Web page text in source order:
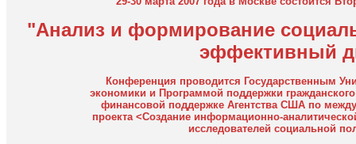
"Анализ и формирование
эффективный
Конференция проводится Государственным
экономики и Программой поддержки
финансовой поддержке Агентства США по
проекта <Создание информационно-
исследователей социальной